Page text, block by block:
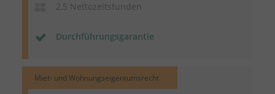
2,5 Nettozeitstunden
Durchführungsgarantie
Miet- und Wohnungseigentumsrecht